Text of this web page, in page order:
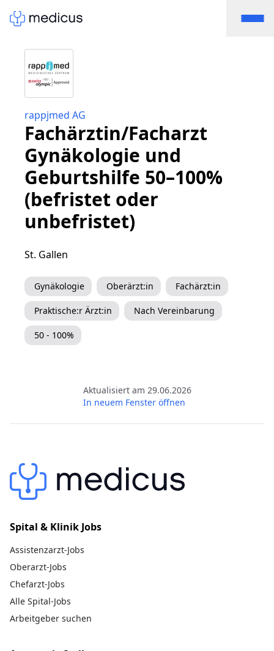
rappjmed AG
Fachärztin/Facharzt
Gynäkologie und
Geburtshilfe 50–100%
(befristet oder
unbefristet)
St. Gallen
Gynäkologie Oberärzt:in Fachärzt:in
Praktische:r Ärzt:in Nach Vereinbarung
50 - 100%
Aktualisiert am 29.06.2026
In neuem Fenster öffnen
Spital & Klinik Jobs
Assistenzarzt-Jobs
Oberarzt-Jobs
Chefarzt-Jobs
Alle Spital-Jobs
Arbeitgeber suchen